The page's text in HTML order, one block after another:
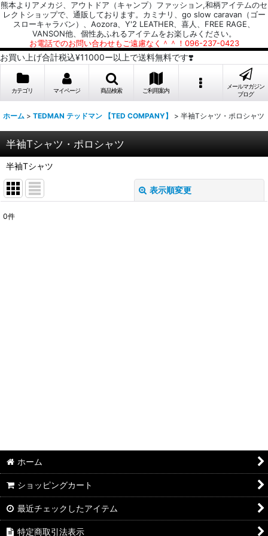
熊本よりアメカジ、アウトドア（キャンプ）ファッション,和柄アイテムのセ
レクトショップで、通販しております。カミナリ、go slow caravan（ゴー
スローキャラバン）、Aozora、Y'2 LEATHER、喜人、FREE RAGE、
VANSON他、個性あふれるアイテムをお楽しみください。
お電話でのお問い合わせもご遠慮なく＾＾！096-237-0423
お買い上げ合計税込¥11000ー以上で送料無料です❣️
カテゴリ マイページ 商品検索 ご利用案内
メールマガジン
ブログ
ホーム > TEDMAN テッドマン 【TED COMPANY】 > 半袖Tシャツ・ポロシャツ
半袖Tシャツ・ポロシャツ
半袖Tシャツ
表示順変更
0件
ホーム
ショッピングカート
最近チェックしたアイテム
特定商取引法表示